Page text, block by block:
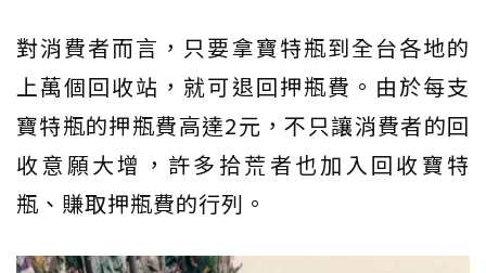
對消費者而言，只要拿寶特瓶到全台各地的
上萬個回收站，就可退回押瓶費。由於每支
寶特瓶的押瓶費高達2元，不只讓消費者的回
收意願大增，許多拾荒者也加入回收寶特
瓶、賺取押瓶費的行列。